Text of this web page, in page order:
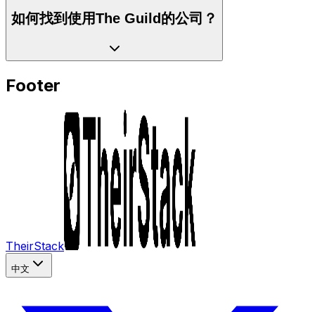
如何找到使用The Guild的公司？
Footer
TheirStack
中文